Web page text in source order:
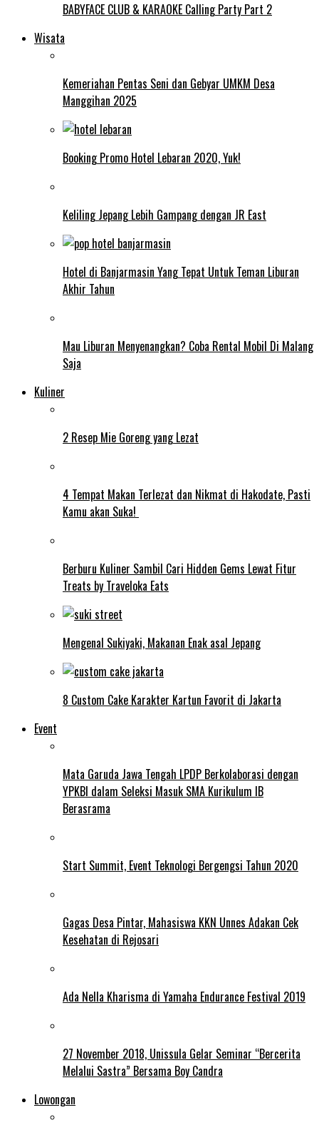
BABYFACE CLUB & KARAOKE Calling Party Part 2
Wisata
Kemeriahan Pentas Seni dan Gebyar UMKM Desa
Manggihan 2025
Booking Promo Hotel Lebaran 2020, Yuk!
Keliling Jepang Lebih Gampang dengan JR East
Hotel di Banjarmasin Yang Tepat Untuk Teman Liburan
Akhir Tahun
Mau Liburan Menyenangkan? Coba Rental Mobil Di Malang
Saja
Kuliner
2 Resep Mie Goreng yang Lezat
4 Tempat Makan Terlezat dan Nikmat di Hakodate, Pasti
Kamu akan Suka!
Berburu Kuliner Sambil Cari Hidden Gems Lewat Fitur
Treats by Traveloka Eats
Mengenal Sukiyaki, Makanan Enak asal Jepang
8 Custom Cake Karakter Kartun Favorit di Jakarta
Event
Mata Garuda Jawa Tengah LPDP Berkolaborasi dengan
YPKBI dalam Seleksi Masuk SMA Kurikulum IB
Berasrama
Start Summit, Event Teknologi Bergengsi Tahun 2020
Gagas Desa Pintar, Mahasiswa KKN Unnes Adakan Cek
Kesehatan di Rejosari
Ada Nella Kharisma di Yamaha Endurance Festival 2019
27 November 2018, Unissula Gelar Seminar “Bercerita
Melalui Sastra” Bersama Boy Candra
Lowongan